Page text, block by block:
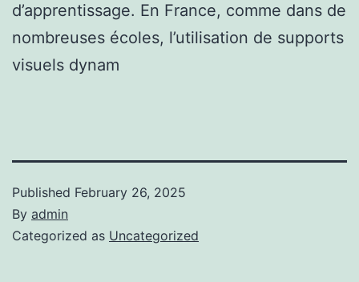
d’apprentissage. En France, comme dans de
nombreuses écoles, l’utilisation de supports
visuels dynam
Published February 26, 2025
By admin
Categorized as Uncategorized